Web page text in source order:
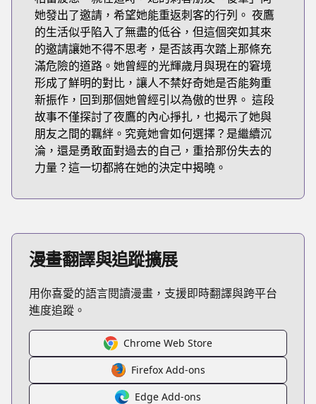
她發出了邀請，希望她能重返刺客的行列。 夜鷹
的生活似乎陷入了無盡的低谷，但這個突如其來
的邀請讓她不得不思考，是否該再次踏上那條充
滿危險的道路。她曾經的光輝歲月與現在的窘境
形成了鮮明的對比，讓人不禁好奇她是否能夠重
新振作，回到那個她曾經引以為傲的世界。 這段
故事不僅探討了夜鷹的內心掙扎，也揭示了她與
朋友之間的羈絆。究竟她會如何選擇？是繼續沉
淪，還是勇敢面對過去的自己，重拾那份失去的
力量？這一切都將在她的決定中揭曉。
漫畫翻譯與追蹤擴展
用你喜愛的語言閱讀漫畫，支援即時翻譯與跨平台
進度追蹤。
Chrome Web Store
Firefox Add-ons
Edge Add-ons